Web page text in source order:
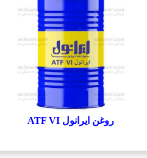
روغن ایرانول ATF VI